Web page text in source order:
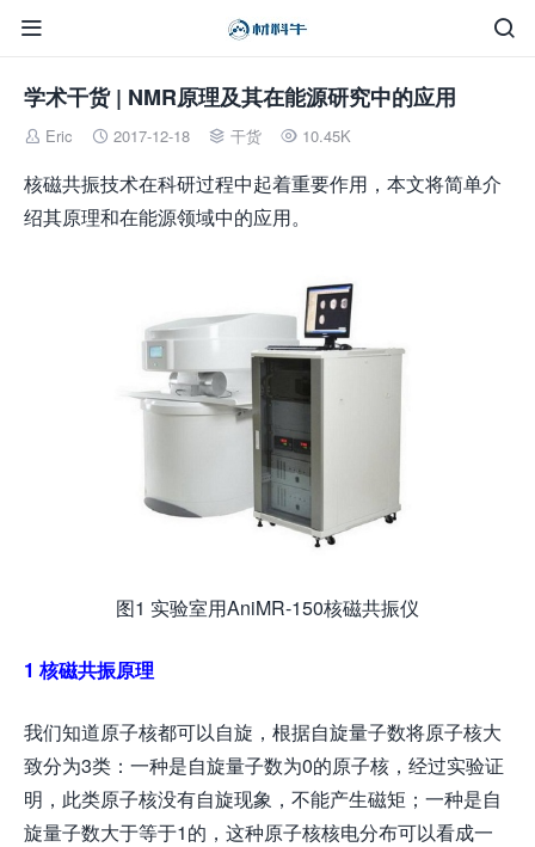


学术干货 | NMR原理及其在能源研究中的应用
 Eric  2017-12-18  干货  10.45K
核磁共振技术在科研过程中起着重要作用，本文将简单介
绍其原理和在能源领域中的应用。
图1 实验室用AniMR-150核磁共振仪
1 核磁共振原理
我们知道原子核都可以自旋，根据自旋量子数将原子核大
致分为3类：一种是自旋量子数为0的原子核，经过实验证
明，此类原子核没有自旋现象，不能产生磁矩；一种是自
旋量子数大于等于1的，这种原子核核电分布可以看成一